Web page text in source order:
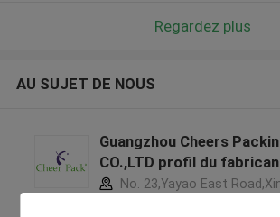
Regardez plus
AU SUJET DE NOUS
Guangzhou Cheers
CO.,LTD profil du
No. 23,Yayao East